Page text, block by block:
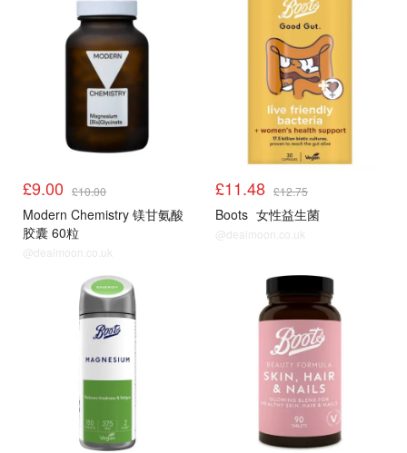
£9.00 £10.00
Modern Chemistry 镁甘氨酸
胶囊 60粒
@dealmoon.co.uk
£11.48 £12.75
Boots 女性益生菌
@dealmoon.co.uk